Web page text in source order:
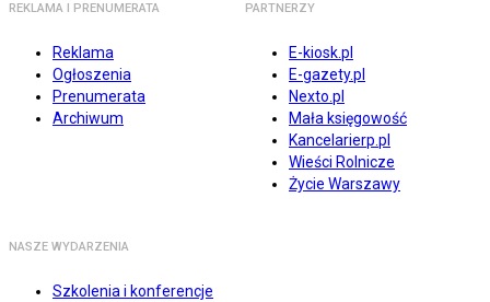
REKLAMA I PRENUMERATA
Reklama
Ogłoszenia
Prenumerata
Archiwum
PARTNERZY
E-kiosk.pl
E-gazety.pl
Nexto.pl
Mała księgowość
Kancelarierp.pl
Wieści Rolnicze
Życie Warszawy
NASZE WYDARZENIA
Szkolenia i konferencje